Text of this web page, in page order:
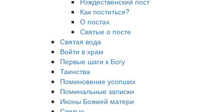
Как поститься?
О постах
Святые о посте
Святая вода
Войти в храм
Первые шаги к Богу
Таинства
Поминовение усопших
Поминальные записки
Иконы Божией матери